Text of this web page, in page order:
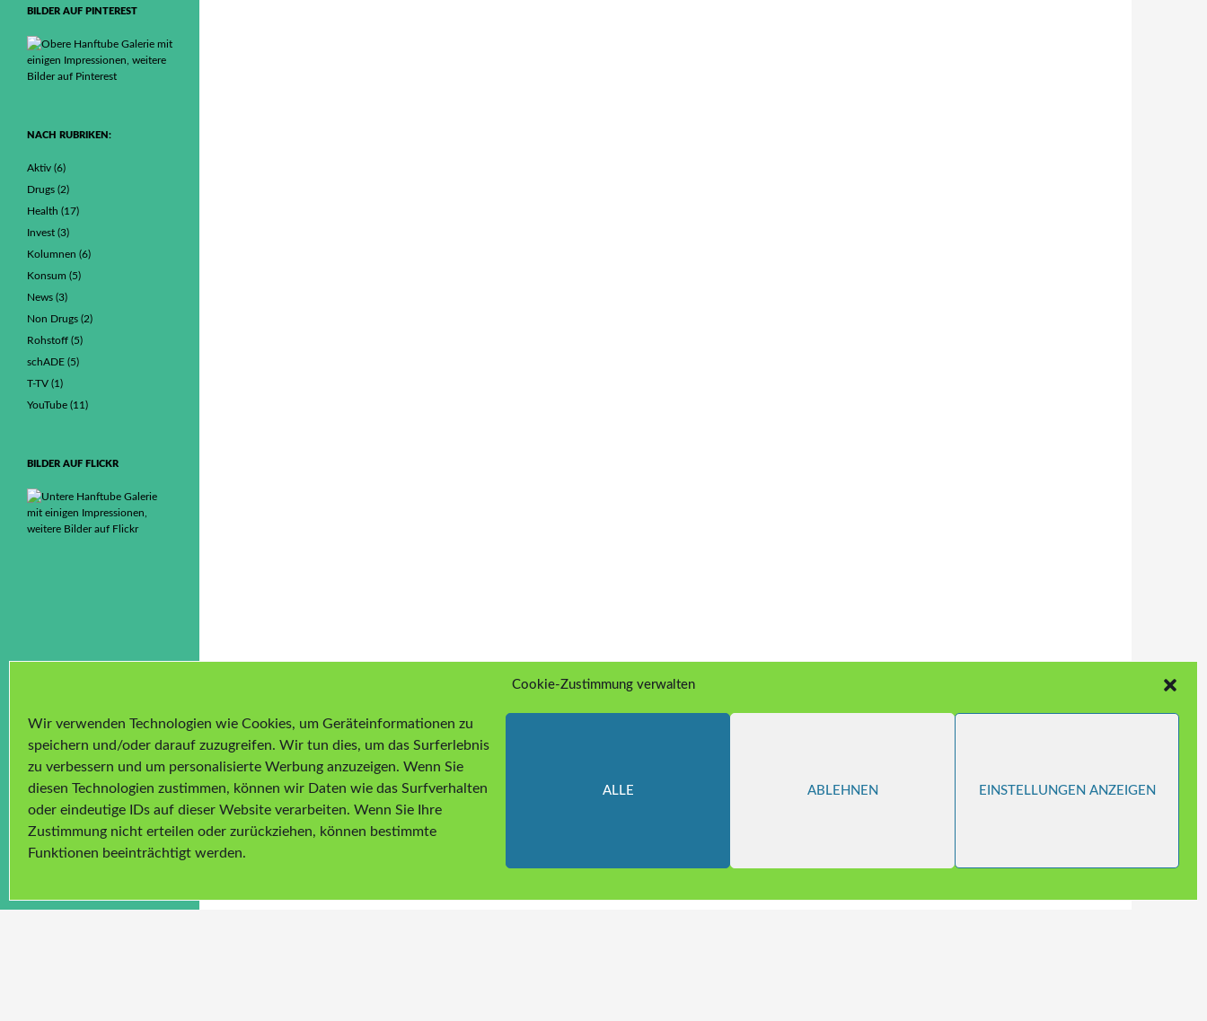
Cookie-Zustimmung verwalten
Wir verwenden Technologien wie Cookies, um Geräteinformationen zu
speichern und/oder darauf zuzugreifen. Wir tun dies, um das Surferlebnis
zu verbessern und um personalisierte Werbung anzuzeigen. Wenn Sie
diesen Technologien zustimmen, können wir Daten wie das Surfverhalten
oder eindeutige IDs auf dieser Website verarbeiten. Wenn Sie Ihre
Zustimmung nicht erteilen oder zurückziehen, können bestimmte
Funktionen beeinträchtigt werden.
ALLE ABLEHNEN EINSTELLUNGEN ANZEIGEN
BILDER AUF PINTEREST
NACH RUBRIKEN:
Aktiv (6)
Drugs (2)
Health (17)
Invest (3)
Kolumnen (6)
Konsum (5)
News (3)
Non Drugs (2)
Rohstoff (5)
schADE (5)
T-TV (1)
YouTube (11)
BILDER AUF FLICKR